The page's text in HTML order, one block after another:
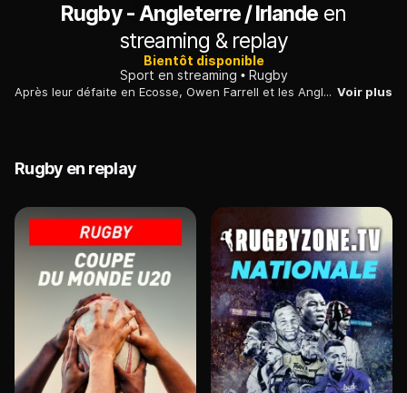
Rugby - Angleterre / Irlande en
streaming & replay
Bientôt disponible
Sport en streaming
Rugby
Après leur défaite en Ecosse, Owen Farrell et les Anglais ont tiré un trait sur leur rêve de Grand Chelem. Les Irlandais, vainqueurs de leurs trois premiers matches, peuvent encore y prétendre. Voir plus
Rugby en replay